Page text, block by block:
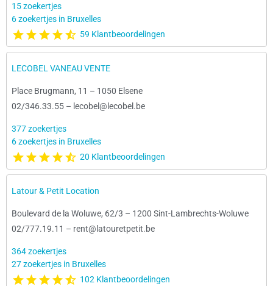
15 zoekertjes
6 zoekertjes in Bruxelles
59 Klantbeoordelingen
LECOBEL VANEAU VENTE
Place Brugmann, 11 – 1050 Elsene
02/346.33.55 – lecobel@lecobel.be
377 zoekertjes
6 zoekertjes in Bruxelles
20 Klantbeoordelingen
Latour & Petit Location
Boulevard de la Woluwe, 62/3 – 1200 Sint-Lambrechts-Woluwe
02/777.19.11 – rent@latouretpetit.be
364 zoekertjes
27 zoekertjes in Bruxelles
102 Klantbeoordelingen